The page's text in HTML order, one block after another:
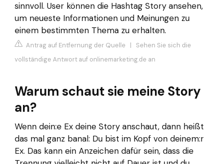
sinnvoll. User können die Hashtag Story ansehen,
um neueste Informationen und Meinungen zu
einem bestimmten Thema zu erhalten.
Antrag auf Entfernung der Quelle | Sehen Sie sich die
vollständige Antwort auf onlinemarketing.de an
Warum schaut sie meine Story
an?
Wenn dein:e Ex deine Story anschaut, dann heißt
das mal ganz banal: Du bist im Kopf von deinem:r
Ex. Das kann ein Anzeichen dafür sein, dass die